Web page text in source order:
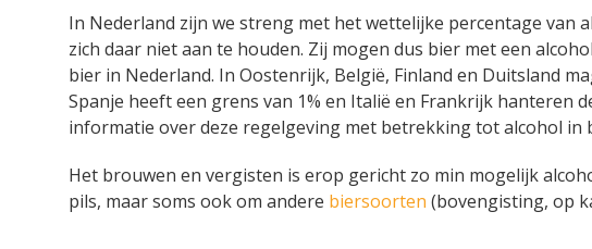
In Nederland zijn we streng met het wettelijke percentage van
zich daar niet aan te houden. Zij mogen dus bier met een
bier in Nederland. In Oostenrijk, België, Finland en Duitsland
Spanje heeft een grens van 1% en Italië en Frankrijk hanteren
informatie over deze regelgeving met betrekking tot alcohol in
Het brouwen en vergisten is erop gericht zo min mogelijk
pils, maar soms ook om andere biersoorten (bovengisting, op